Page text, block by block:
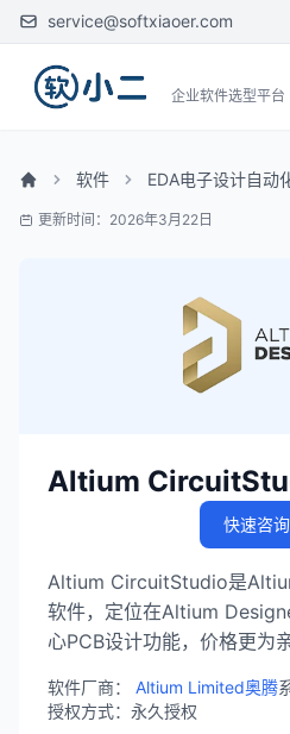
service@softxiaoer.com
企业软件选型平台
软件 EDA电子设计自动
更新时间：2026年3月22日
Altium
快速咨询
Altium CircuitStudio是
软件，定位在Altium
心PCB设计功能，价格更为
软件厂商： Altium Limited奥腾
授权方式：永久授权